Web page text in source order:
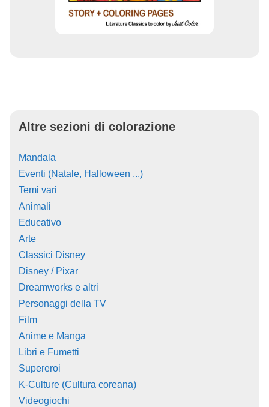
Altre sezioni di colorazione
Mandala
Eventi (Natale, Halloween ...)
Temi vari
Animali
Educativo
Arte
Classici Disney
Disney / Pixar
Dreamworks e altri
Personaggi della TV
Film
Anime e Manga
Libri e Fumetti
Supereroi
K-Culture (Cultura coreana)
Videogiochi